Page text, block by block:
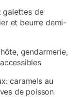
galettes de
et beurre demi-
gendarmerie,
caramels au
de poisson